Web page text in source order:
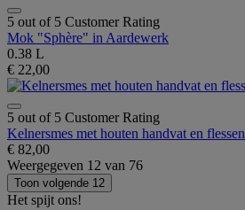
5 out of 5 Customer Rating
Mok "Sphère" in Aardewerk
0.38 L
€ 22,00
5 out of 5 Customer Rating
Kelnersmes met houten handvat en
€ 82,00
Weergegeven 12 van 76
Toon volgende 12
Het spijt ons!